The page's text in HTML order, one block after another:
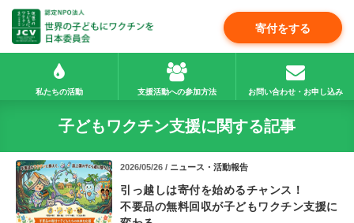
寄付をする
私たちの活動 支援活動への参加方法 お問い合わせ・お申し込み
子どもワクチン支援に関する記事
2026/05/26 / ニュース・活動報告
引っ越しは寄付を始めるチャンス！
不要品の無料回収が子どもワクチン支援に